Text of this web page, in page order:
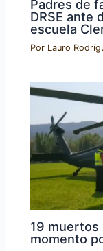
Padres de
DRSE ante
escuela
Por Lauro
19 muertos
momento